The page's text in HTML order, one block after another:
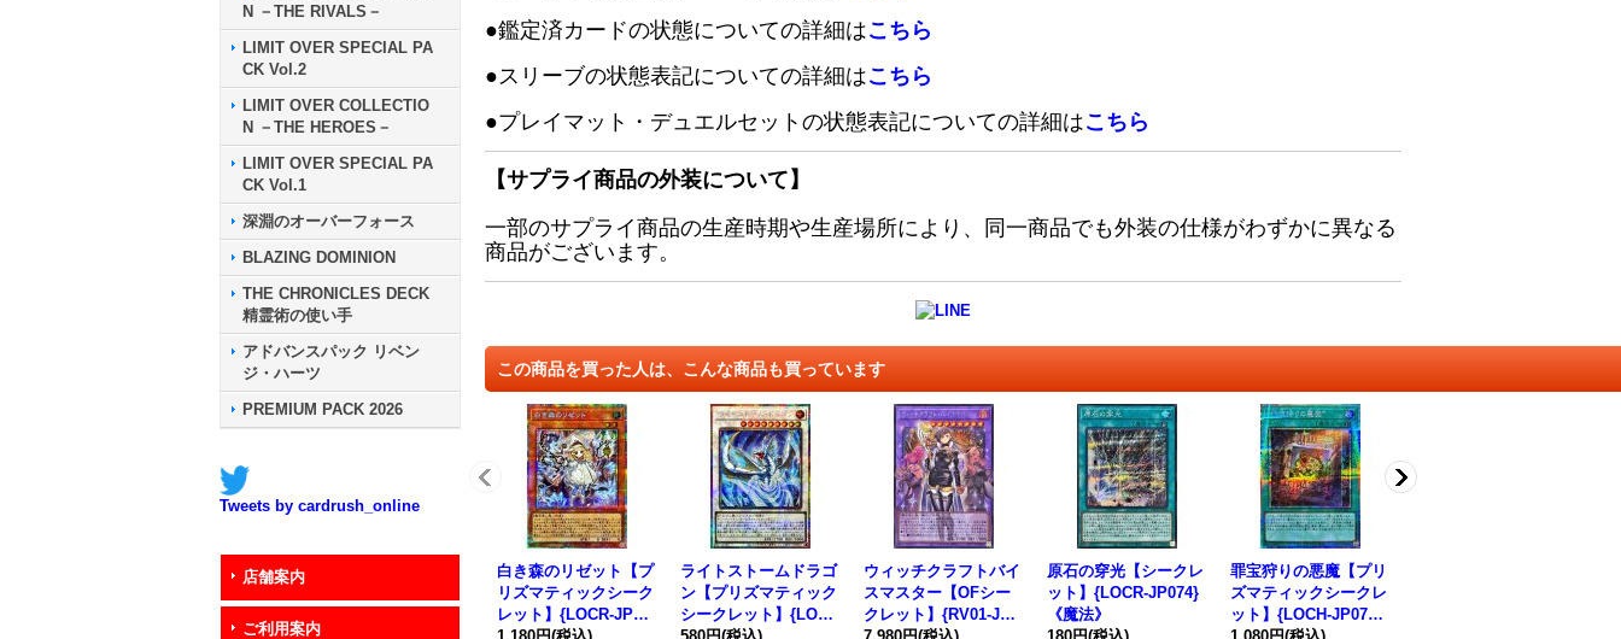
N －THE RIVALS－
LIMIT OVER SPECIAL PA
CK Vol.2
LIMIT OVER COLLECTIO
N －THE HEROES－
LIMIT OVER SPECIAL PA
CK Vol.1
深淵のオーバーフォース
BLAZING DOMINION
THE CHRONICLES DECK
精霊術の使い手
アドバンスパック リベン
ジ・ハーツ
PREMIUM PACK 2026
Tweets by cardrush_online
店舗案内
ご利用案内
●鑑定済カードの状態についての詳細はこちら
●スリーブの状態表記についての詳細はこちら
●プレイマット・デュエルセットの状態表記についての詳細はこちら
【サプライ商品の外装について】
一部のサプライ商品の生産時期や生産場所により、同一商品でも外装の仕様がわずかに異なる
商品がございます。
この商品を買った人は、こんな商品も買っています
白き森のリゼット【プ
リズマティックシーク
レット】{LOCR-JP05
ライトストームドラゴ
ン【プリズマティック
シークレット】{LOCR
ウィッチクラフトバイ
スマスター【OFシー
クレット】{RV01-JP0
原石の穿光【シークレ
ット】{LOCR-JP074}
《魔法》
罪宝狩りの悪魔【プリ
ズマティックシークレ
ット】{LOCH-JP077}